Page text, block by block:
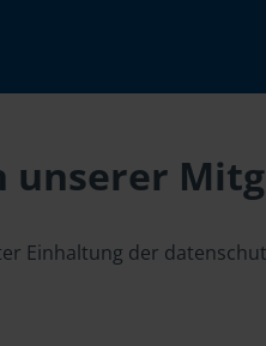
unserer
Einhaltung der